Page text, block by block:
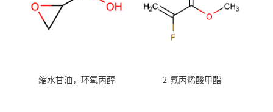
缩水甘油，环氧丙醇 2-氟丙烯酸甲酯